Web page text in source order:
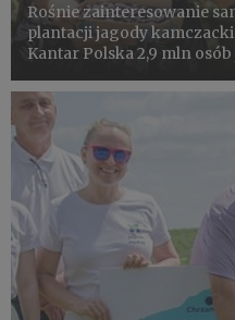
Rośnie zainteresowanie
plantacji jagody
Kantar Polska 2,9 mln
„kamczatki”. Plantatorzy
województwa...